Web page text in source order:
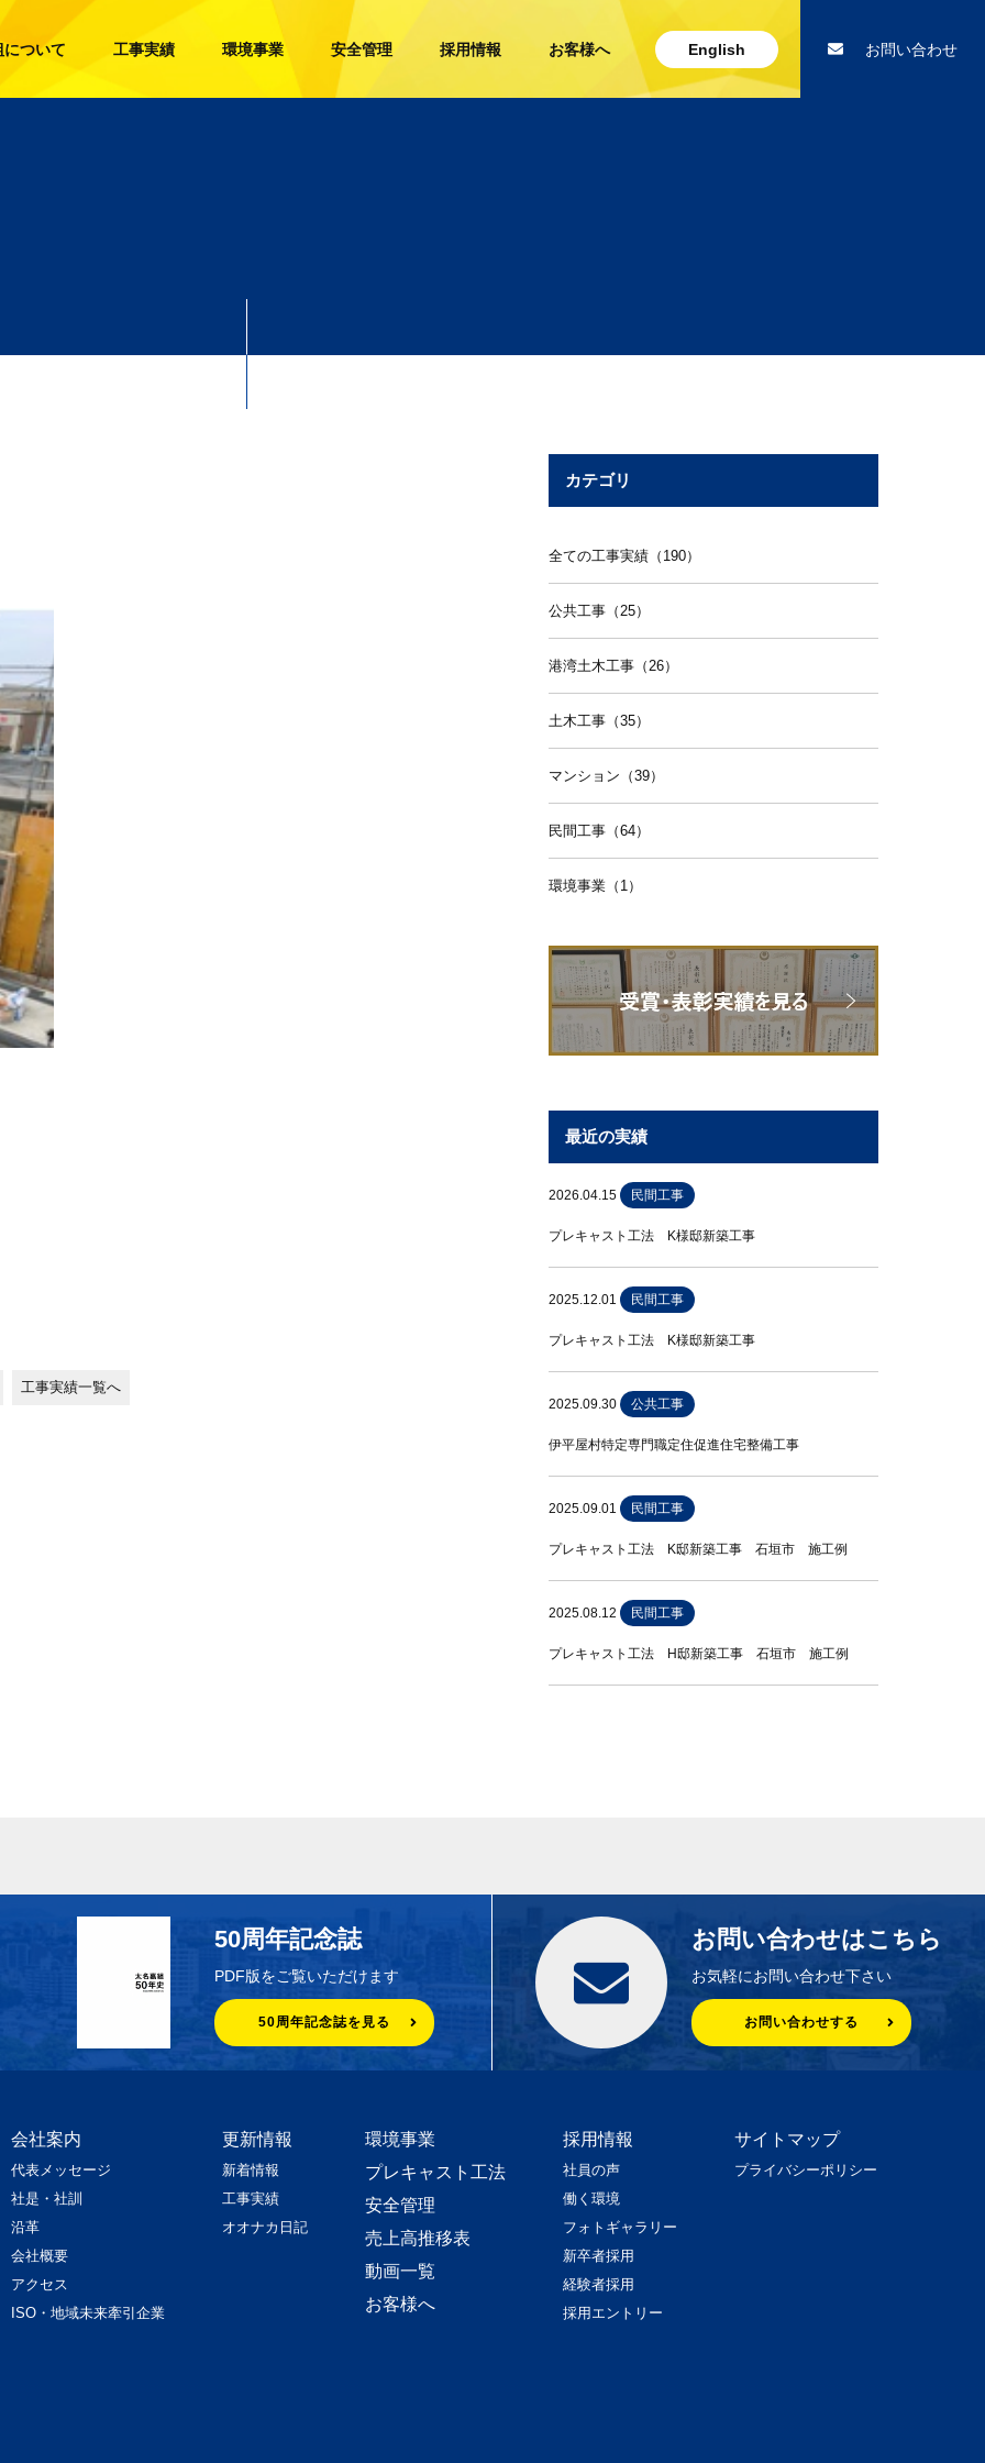
ついて 工事実績 環境事業 安全管理 採用情報 お客様へ English お問い合わせ
工事実績一覧へ
カテゴリ
全ての工事実績（190）
公共工事（25）
港湾土木工事（26）
土木工事（35）
マンション（39）
民間工事（64）
環境事業（1）
最近の実績
2026.04.15 民間工事
プレキャスト工法 K様邸新築工事
2025.12.01 民間工事
プレキャスト工法 K様邸新築工事
2025.09.30 公共工事
伊平屋村特定専門職定住促進住宅整備工事
2025.09.01 民間工事
プレキャスト工法 K邸新築工事 石垣市 施工例
2025.08.12 民間工事
プレキャスト工法 H邸新築工事 石垣市 施工例
50周年記念誌
PDF版をご覧いただけます
50周年記念誌を見る
お問い合わせはこちら
お気軽にお問い合わせ下さい
お問い合わせする
会社案内
代表メッセージ
社是・社訓
沿革
会社概要
アクセス
ISO・地域未来牽引企業
更新情報
新着情報
工事実績
オオナカ日記
環境事業
プレキャスト工法
安全管理
売上高推移表
動画一覧
お客様へ
採用情報
社員の声
働く環境
フォトギャラリー
新卒者採用
経験者採用
採用エントリー
サイトマップ
プライバシーポリシー